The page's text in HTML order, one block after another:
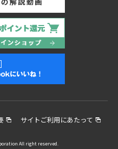
サイトご利用にあたって
All right reserved.